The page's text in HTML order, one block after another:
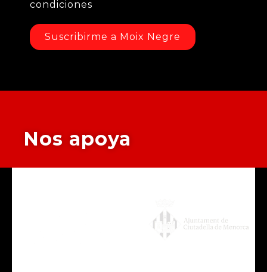
condiciones
Nos apoya